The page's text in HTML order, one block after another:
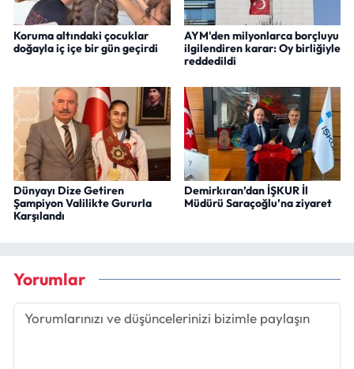
Koruma altındaki çocuklar
doğayla iç içe bir gün geçirdi
AYM'den milyonlarca borçluyu
ilgilendiren karar: Oy birliğiyle
reddedildi
Dünyayı Dize Getiren
Şampiyon Valilikte Gururla
Karşılandı
Demirkıran’dan İŞKUR İl
Müdürü Saraçoğlu’na ziyaret
Yorumlar